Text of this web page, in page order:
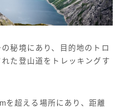
秘境にあり、目的地のトロ
た登山道をトレッキングす
を超える場所にあり、距離